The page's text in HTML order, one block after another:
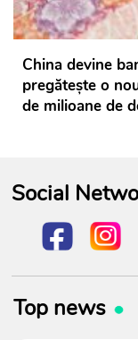
China devine
pregătește o
de milioane de
Social
Top news